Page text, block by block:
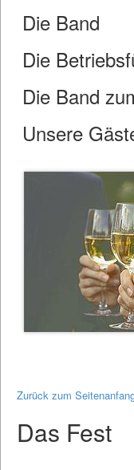
Die Band
Die
Die Band
Unsere
Zurück zum
Das Fest